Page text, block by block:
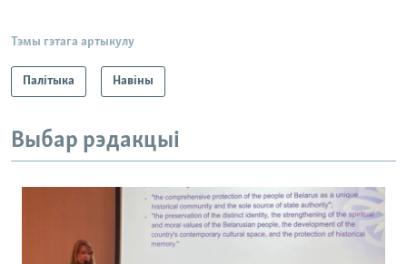
Тэмы гэтага артыкулу
Палітыка Навіны
Выбар рэдакцыі